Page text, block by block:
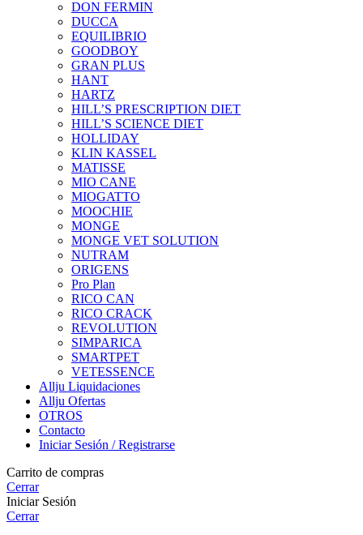
DON FERMIN
DUCCA
EQUILIBRIO
GOODBOY
GRAN PLUS
HANT
HARTZ
HILL’S PRESCRIPTION DIET
HILL’S SCIENCE DIET
HOLLIDAY
KLIN KASSEL
MATISSE
MIO CANE
MIOGATTO
MOOCHIE
MONGE
MONGE VET SOLUTION
NUTRAM
ORIGENS
Pro Plan
RICO CAN
RICO CRACK
REVOLUTION
SIMPARICA
SMARTPET
VETESSENCE
Allju Liquidaciones
Allju Ofertas
OTROS
Contacto
Iniciar Sesión / Registrarse
Carrito de compras
Cerrar
Iniciar Sesión
Cerrar